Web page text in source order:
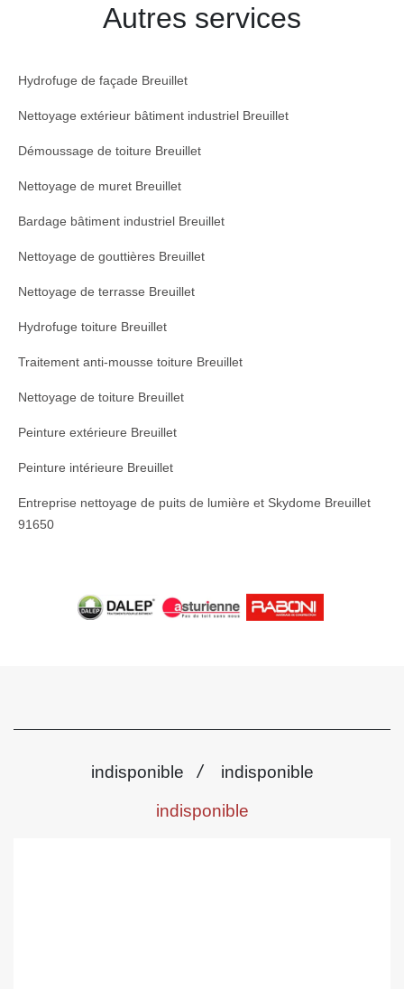
Autres services
Hydrofuge de façade Breuillet
Nettoyage extérieur bâtiment industriel Breuillet
Démoussage de toiture Breuillet
Nettoyage de muret Breuillet
Bardage bâtiment industriel Breuillet
Nettoyage de gouttières Breuillet
Nettoyage de terrasse Breuillet
Hydrofuge toiture Breuillet
Traitement anti-mousse toiture Breuillet
Nettoyage de toiture Breuillet
Peinture extérieure Breuillet
Peinture intérieure Breuillet
Entreprise nettoyage de puits de lumière et Skydome Breuillet
91650
indisponible / indisponible
indisponible